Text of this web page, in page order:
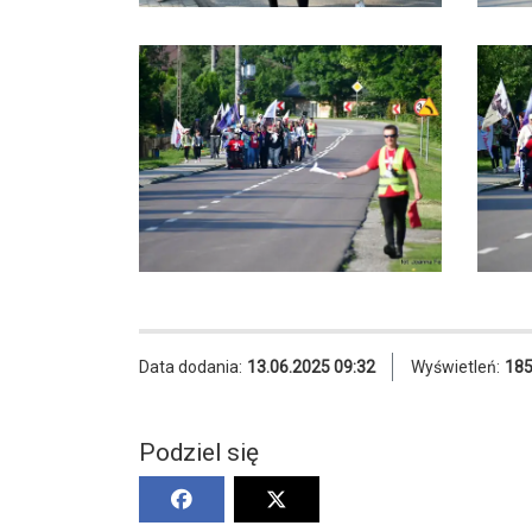
Data dodania: 13.06.2025 09:32 Wyświetleń: 185
Podziel się